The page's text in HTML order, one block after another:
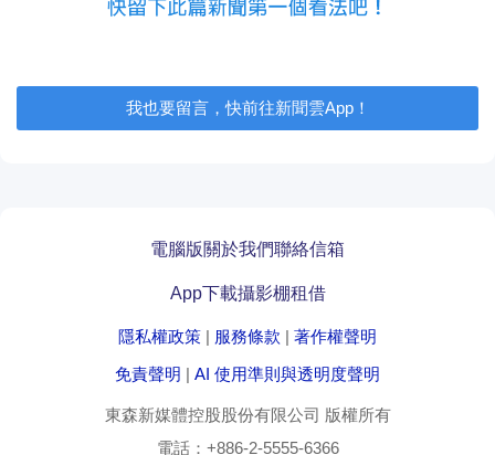
我也要留言，快前往新聞雲App！
電腦版關於我們聯絡信箱
App下載攝影棚租借
隱私權政策 | 服務條款 | 著作權聲明
免責聲明 | AI 使用準則與透明度聲明
東森新媒體控股股份有限公司 版權所有
電話： +886-2-5555-6366